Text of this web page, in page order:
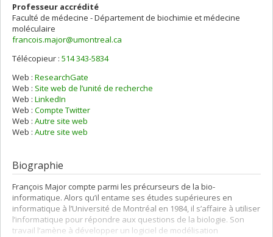
Professeur accrédité
Faculté de médecine - Département de biochimie et médecine
moléculaire
francois.major@umontreal.ca
Télécopieur : 514 343-5834
Web : ResearchGate
Web : Site web de l’unité de recherche
Web : LinkedIn
Web : Compte Twitter
Web : Autre site web
Web : Autre site web
Biographie
François Major compte parmi les précurseurs de la bio-
informatique. Alors qu’il entame ses études supérieures en
informatique à l’Université de Montréal en 1984, il s’affaire à utiliser
l’informatique pour répondre aux questions de la biologie. Son
travail l’amène à développer un logiciel de modélisation